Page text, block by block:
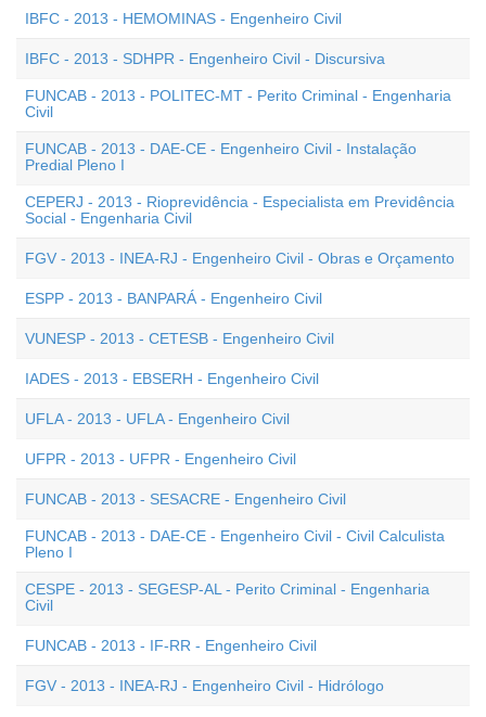
IBFC - 2013 - HEMOMINAS - Engenheiro Civil
IBFC - 2013 - SDHPR - Engenheiro Civil - Discursiva
FUNCAB - 2013 - POLITEC-MT - Perito Criminal - Engenharia
Civil
FUNCAB - 2013 - DAE-CE - Engenheiro Civil - Instalação
Predial Pleno I
CEPERJ - 2013 - Rioprevidência - Especialista em Previdência
Social - Engenharia Civil
FGV - 2013 - INEA-RJ - Engenheiro Civil - Obras e Orçamento
ESPP - 2013 - BANPARÁ - Engenheiro Civil
VUNESP - 2013 - CETESB - Engenheiro Civil
IADES - 2013 - EBSERH - Engenheiro Civil
UFLA - 2013 - UFLA - Engenheiro Civil
UFPR - 2013 - UFPR - Engenheiro Civil
FUNCAB - 2013 - SESACRE - Engenheiro Civil
FUNCAB - 2013 - DAE-CE - Engenheiro Civil - Civil Calculista
Pleno I
CESPE - 2013 - SEGESP-AL - Perito Criminal - Engenharia
Civil
FUNCAB - 2013 - IF-RR - Engenheiro Civil
FGV - 2013 - INEA-RJ - Engenheiro Civil - Hidrólogo